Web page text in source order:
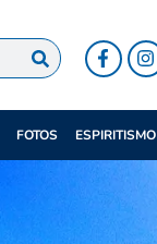
FOTOS ESPIRITISMO